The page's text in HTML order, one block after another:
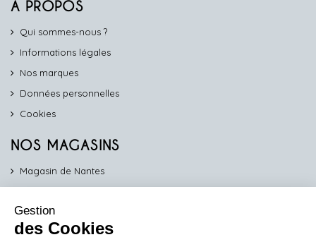
A PROPOS
Qui sommes-nous ?
Informations légales
Nos marques
Données personnelles
Cookies
NOS MAGASINS
Magasin de Nantes
Magasin de Vannes
Magasin d'Orléans
Gestion
des Cookies